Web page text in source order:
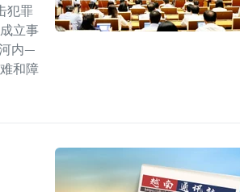
犯罪
立事
内—
和障